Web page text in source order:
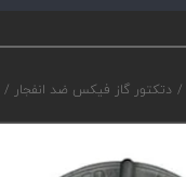
/ دتکتور گاز فیکس ضد انفجار /